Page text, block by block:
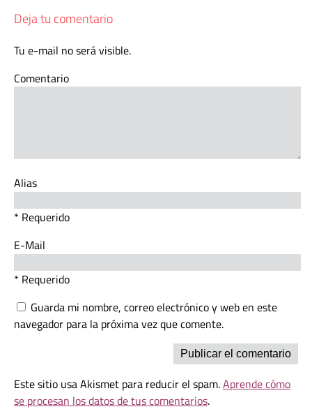
Deja tu comentario
Tu e-mail no será visible.
Comentario
Alias
* Requerido
E-Mail
* Requerido
Guarda mi nombre, correo electrónico y web en este
navegador para la próxima vez que comente.
Este sitio usa Akismet para reducir el spam.Aprende cómo
se procesan los datos de tus comentarios.